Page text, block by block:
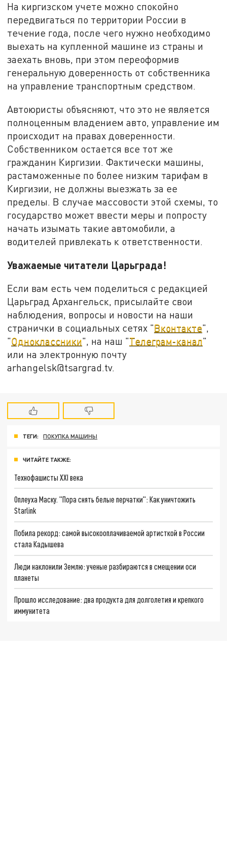
На киргизском учете можно спокойно
передвигаться по территории России в
течение года, после чего нужно необходимо
выехать на купленной машине из страны и
заехать вновь, при этом переоформив
генеральную доверенность от собственника
на управление транспортным средством.
Автоюристы объясняют, что это не является
полноценным владением авто, управление им
происходит на правах доверенности.
Собственником остается все тот же
гражданин Киргизии. Фактически машины,
растаможенные по более низким тарифам в
Киргизии, не должны выезжать за ее
пределы. В случае массовости этой схемы, то
государство может ввести меры и попросту
начать изымать такие автомобили, а
водителей привлекать к ответственности.
Уважаемые читатели Царьграда!
Если вам есть чем поделиться с редакцией
Царьград Архангельск, присылайте свои
наблюдения, вопросы и новости на наши
странички в социальных сетях "Вконтакте",
"Одноклассники", на наш "Телеграм-канал"
или на электронную почту
arhangelsk@tsargrad.tv.
ТЕГИ: ПОКУПКА МАШИНЫ
ЧИТАЙТЕ ТАКЖЕ:
Технофашисты XXI века
Оплеуха Маску. "Пора снять белые перчатки": Как уничтожить
Starlink
Побила рекорд: самой высокооплачиваемой артисткой в России
стала Кадышева
Люди наклонили Землю: ученые разбираются в смещении оси
планеты
Прошло исследование: два продукта для долголетия и крепкого
иммунитета